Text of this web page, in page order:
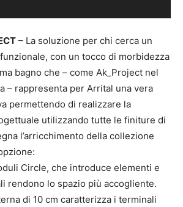
– La soluzione per chi cerca un
con un tocco di morbidezza
bagno che – come Ak_Project nel
– rappresenta per Arrital una vera
permettendo di realizzare la
utilizzando tutte le finiture di
l’arricchimento della collezione
Circle, che introduce elementi e
rendono lo spazio più accogliente.
di 10 cm caratterizza i terminali